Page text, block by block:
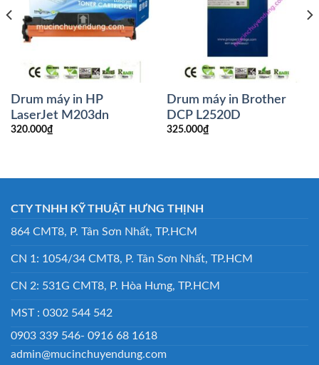
Drum máy in HP
LaserJet M203dn
320.000₫
Drum máy in Brother
DCP L2520D
325.000₫
CTY TNHH KỸ THUẬT HƯNG THỊNH
864 CMT8, P. Tân Sơn Nhất, TP.HCM
CN 1: 1054/34 CMT8, P. Tân Sơn Nhất, TP.HCM
CN 2: 531G CMT8, P. Hòa Hưng, TP.HCM
MST : 0302 544 542
0903 339 546- 0916 68 1618
admin@mucinchuyendung.com